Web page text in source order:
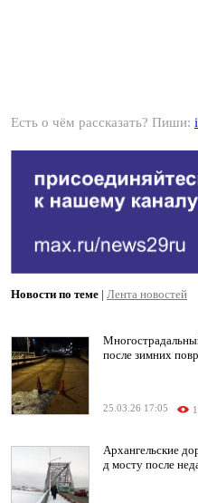
Есть о чём рассказать? Пиши:
Новости по теме | Лента новостей
после зимних
25.03.26 17:05
Архангельские
д мосту после